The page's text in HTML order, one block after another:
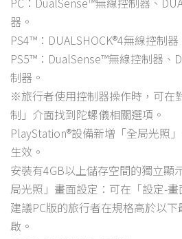
器。
PS4™：DUALSHOCK®4無線控制器
PS5™：DualSense™無線控制器、
制器。
※旅行者使用控制器操作時，可在
制」介面找到陀螺儀相關選項。
PlayStation®設備新增「全局光照
生效。
安裝有4GB以上儲存空間的獨立顯
局光照」畫面設定：可在「設定-畫
建議PC版的旅行者在規格高於以
啟。